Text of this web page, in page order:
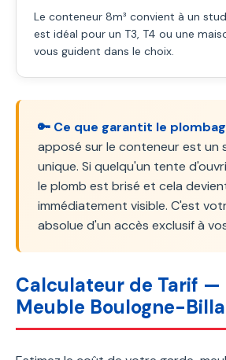
Le conteneur 8m³ convient à un
est idéal pour un T3, T4 ou une
vous guident dans le choix.
🔑 Ce que garantit le
apposé sur le conteneur est un
unique. Si quelqu'un tente
le plomb est brisé et cela
immédiatement visible. C'est
absolue d'un accès exclusif à
Calculateur de Tarif —
Meuble Boulogne-